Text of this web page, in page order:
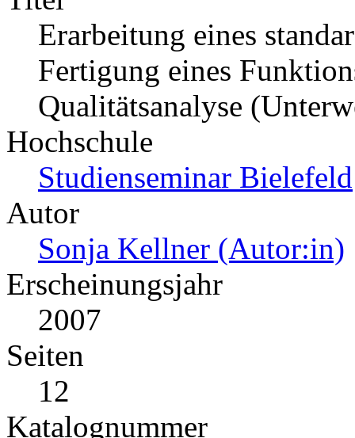
Erarbeitung eines
Fertigung eines
Qualitätsanalyse
Hochschule
Studienseminar Bielefeld
Autor
Sonja Kellner (Autor:in)
Erscheinungsjahr
2007
Seiten
12
Katalognummer